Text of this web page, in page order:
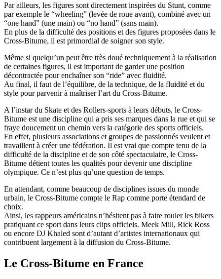
Par ailleurs, les figures sont directement inspirées du Stunt, comme
par exemple le “wheeling” (levée de roue avant), combiné avec un
“one hand” (une main) ou “no hand” (sans main).
En plus de la difficulté des positions et des figures proposées dans le
Cross-Bitume, il est primordial de soigner son style.
Même si quelqu’un peut être très doué techniquement à la réalisation
de certaines figures, il est important de garder une position
décontractée pour enchaîner son “ride” avec fluidité.
Au final, il faut de l’équilibre, de la technique, de la fluidité et du
style pour parvenir à maîtriser l’art du Cross-Bitume.
A l’instar du Skate et des Rollers-sports à leurs débuts, le Cross-
Bitume est une discipline qui a pris ses marques dans la rue et qui se
fraye doucement un chemin vers la catégorie des sports officiels.
En effet, plusieurs associations et groupes de passionnés veulent et
travaillent à créer une fédération. Il est vrai que compte tenu de la
difficulté de la discipline et de son côté spectaculaire, le Cross-
Bitume détient toutes les qualités pour devenir une discipline
olympique. Ce n’est plus qu’une question de temps.
En attendant, comme beaucoup de disciplines issues du monde
urbain, le Cross-Bitume compte le Rap comme porte étendard de
choix.
Ainsi, les rappeurs américains n’hésitent pas à faire rouler les bikers
pratiquant ce sport dans leurs clips officiels. Meek Mill, Rick Ross
ou encore DJ Khaled sont d’autant d’artistes internationaux qui
contribuent largement à la diffusion du Cross-Bitume.
Le Cross-Bitume en France